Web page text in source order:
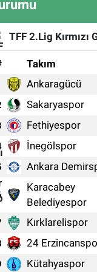
TFF 2.Lig Kırmızı
Takım
Ankaragücü
Sakaryaspor
Fethiyespor
İnegölspor
Ankara
Karacabey
Belediyespor
Kırklarelispor
24
Kütahyaspor